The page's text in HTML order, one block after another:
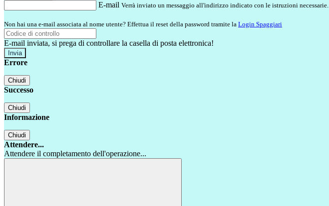
E-mail Verrà inviato un messaggio all'indirizzo indicato con le istruzioni necessarie.
Non hai una e-mail associata al nome utente? Effettua il reset della password tramite la Login Spaggiari
E-mail inviata, si prega di controllare la casella di posta elettronica!
Errore
Chiudi
Successo
Chiudi
Informazione
Chiudi
Attendere...
Attendere il completamento dell'operazione...